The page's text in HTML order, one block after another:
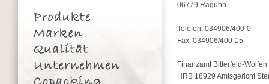
06779 Raguhn
Telefon: 034906/400-0
Fax: 034906/400-15
Finanzamt Bitterfeld-Wolfen
HRB 18929 Amtsgericht